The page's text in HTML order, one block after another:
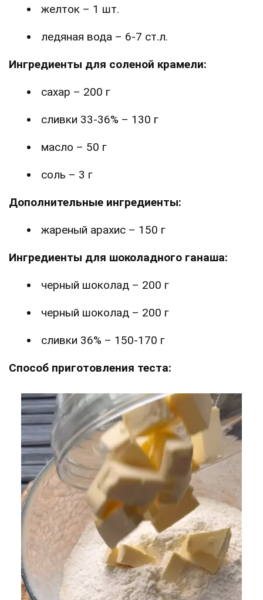
желток – 1 шт.
ледяная вода – 6-7 ст.л.
Ингредиенты для соленой крамели:
сахар – 200 г
сливки 33-36% – 130 г
масло – 50 г
соль – 3 г
Дополнительные ингредиенты:
жареный арахис – 150 г
Ингредиенты для шоколадного ганаша:
черный шоколад – 200 г
черный шоколад – 200 г
сливки 36% – 150-170 г
Способ приготовления теста: